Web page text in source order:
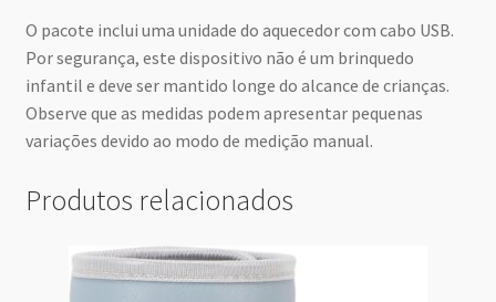
O pacote inclui uma unidade do aquecedor com cabo USB.
Por segurança, este dispositivo não é um brinquedo
infantil e deve ser mantido longe do alcance de crianças.
Observe que as medidas podem apresentar pequenas
variações devido ao modo de medição manual.
Produtos relacionados